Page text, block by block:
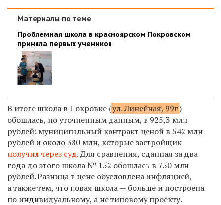
Материалы по теме
Проблемная школа в красноярском Покровском
приняла первых учеников
В итоге школа в Покровке (ул. Линейная, 99г)
обошлась, по уточненным данным, в 925,3 млн
рублей: муниципальный контракт ценой в 542 млн
рублей и около 380 млн, которые застройщик
получил через суд. Для сравнения, сданная за два
года до этого школа № 152 обошлась в 750 млн
рублей. Разница в цене обусловлена инфляцией,
а также тем, что новая школа — больше и построена
по индивидуальному, а не типовому проекту.